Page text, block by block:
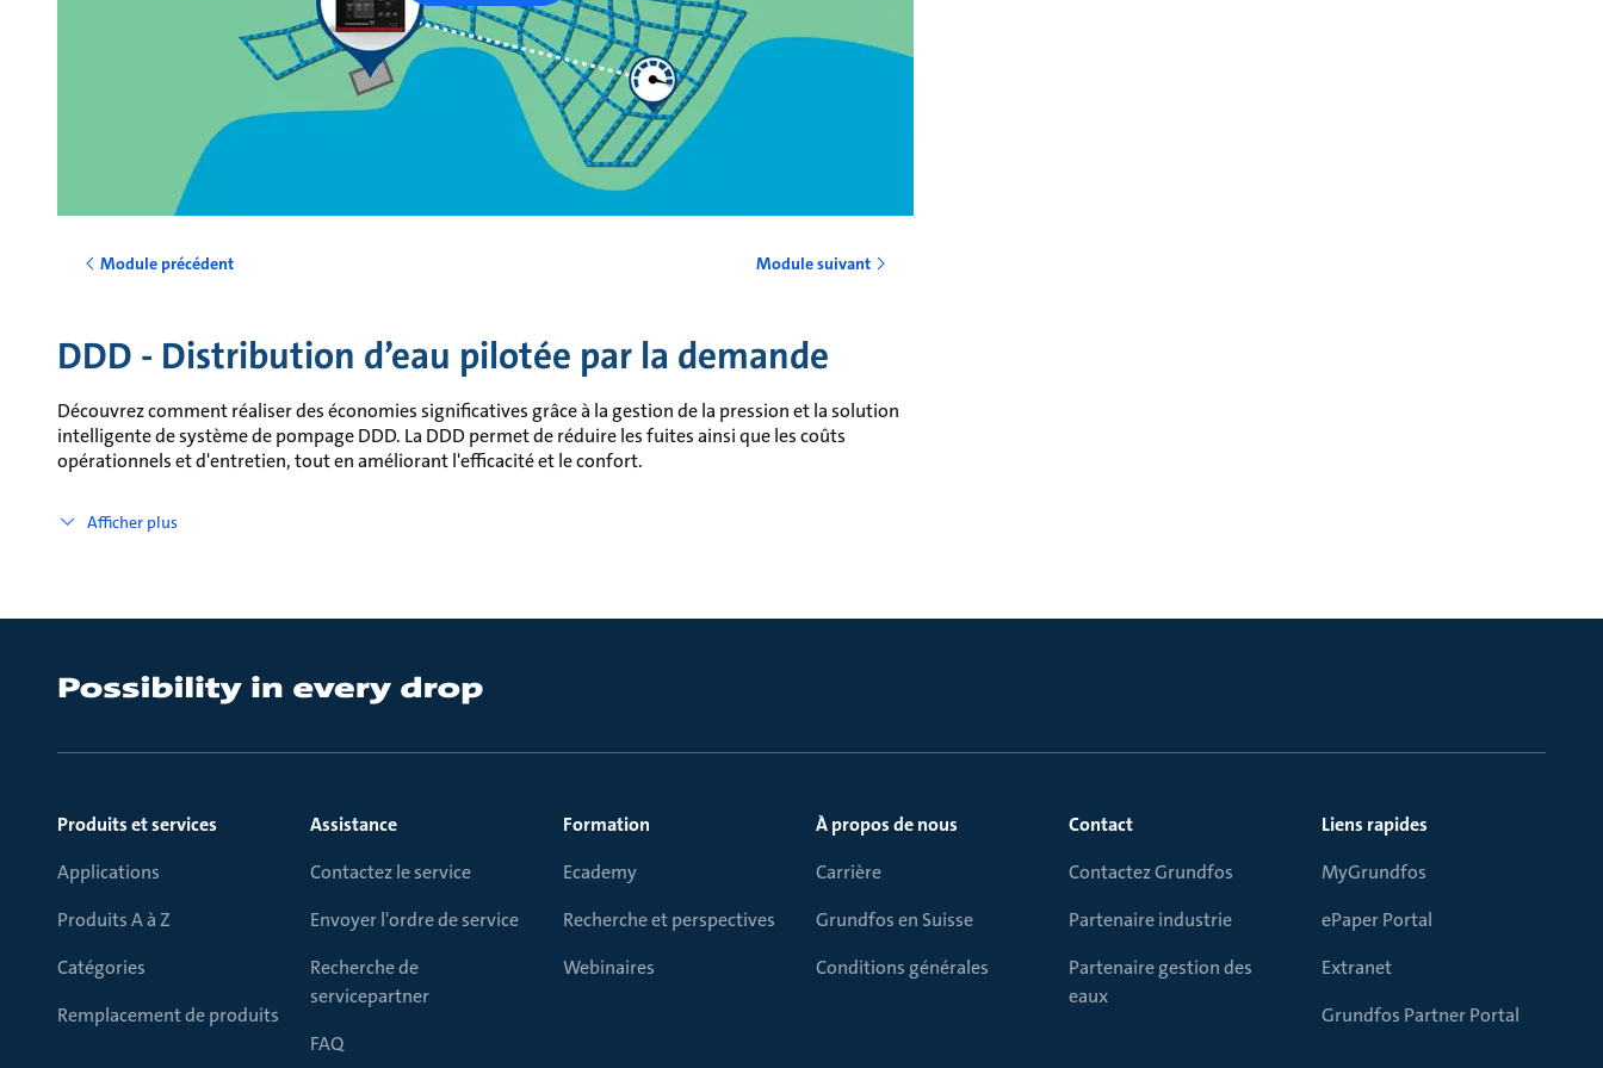
Module précédent Module suivant
DDD - Distribution d’eau pilotée par la demande
Découvrez comment réaliser des économies significatives grâce à la gestion de la pression et la solution
intelligente de système de pompage DDD. La DDD permet de réduire les fuites ainsi que les coûts
opérationnels et d'entretien, tout en améliorant l'efficacité et le confort.
Afficher plus
Produits et services
Applications
Produits A à Z
Catégories
Remplacement de produits
Assistance
Contactez le service
Envoyer l'ordre de service
Recherche de
servicepartner
FAQ
Formation
Ecademy
Recherche et perspectives
Webinaires
À propos de nous
Carrière
Grundfos en Suisse
Conditions générales
Contact
Contactez Grundfos
Partenaire industrie
Partenaire gestion des
eaux
Liens rapides
MyGrundfos
ePaper Portal
Extranet
Grundfos Partner Portal